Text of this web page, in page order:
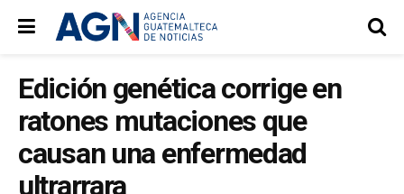
Edición genética corrige en
ratones mutaciones que
causan una enfermedad
ultrarrara